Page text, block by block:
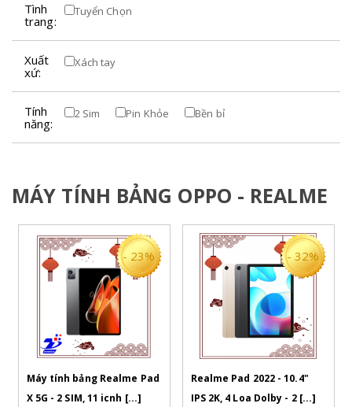
Tình
trang:
Tuyển Chọn
Xuất
xứ:
Xách tay
Tính
năng:
2 Sim Pin Khỏe Bền bỉ
MÁY TÍNH BẢNG OPPO - REALME
- 23%
Máy tính bảng Realme Pad
X 5G - 2 SIM, 11 icnh [...]
- 32%
Realme Pad 2022 - 10.4"
IPS 2K, 4 Loa Dolby - 2 [...]